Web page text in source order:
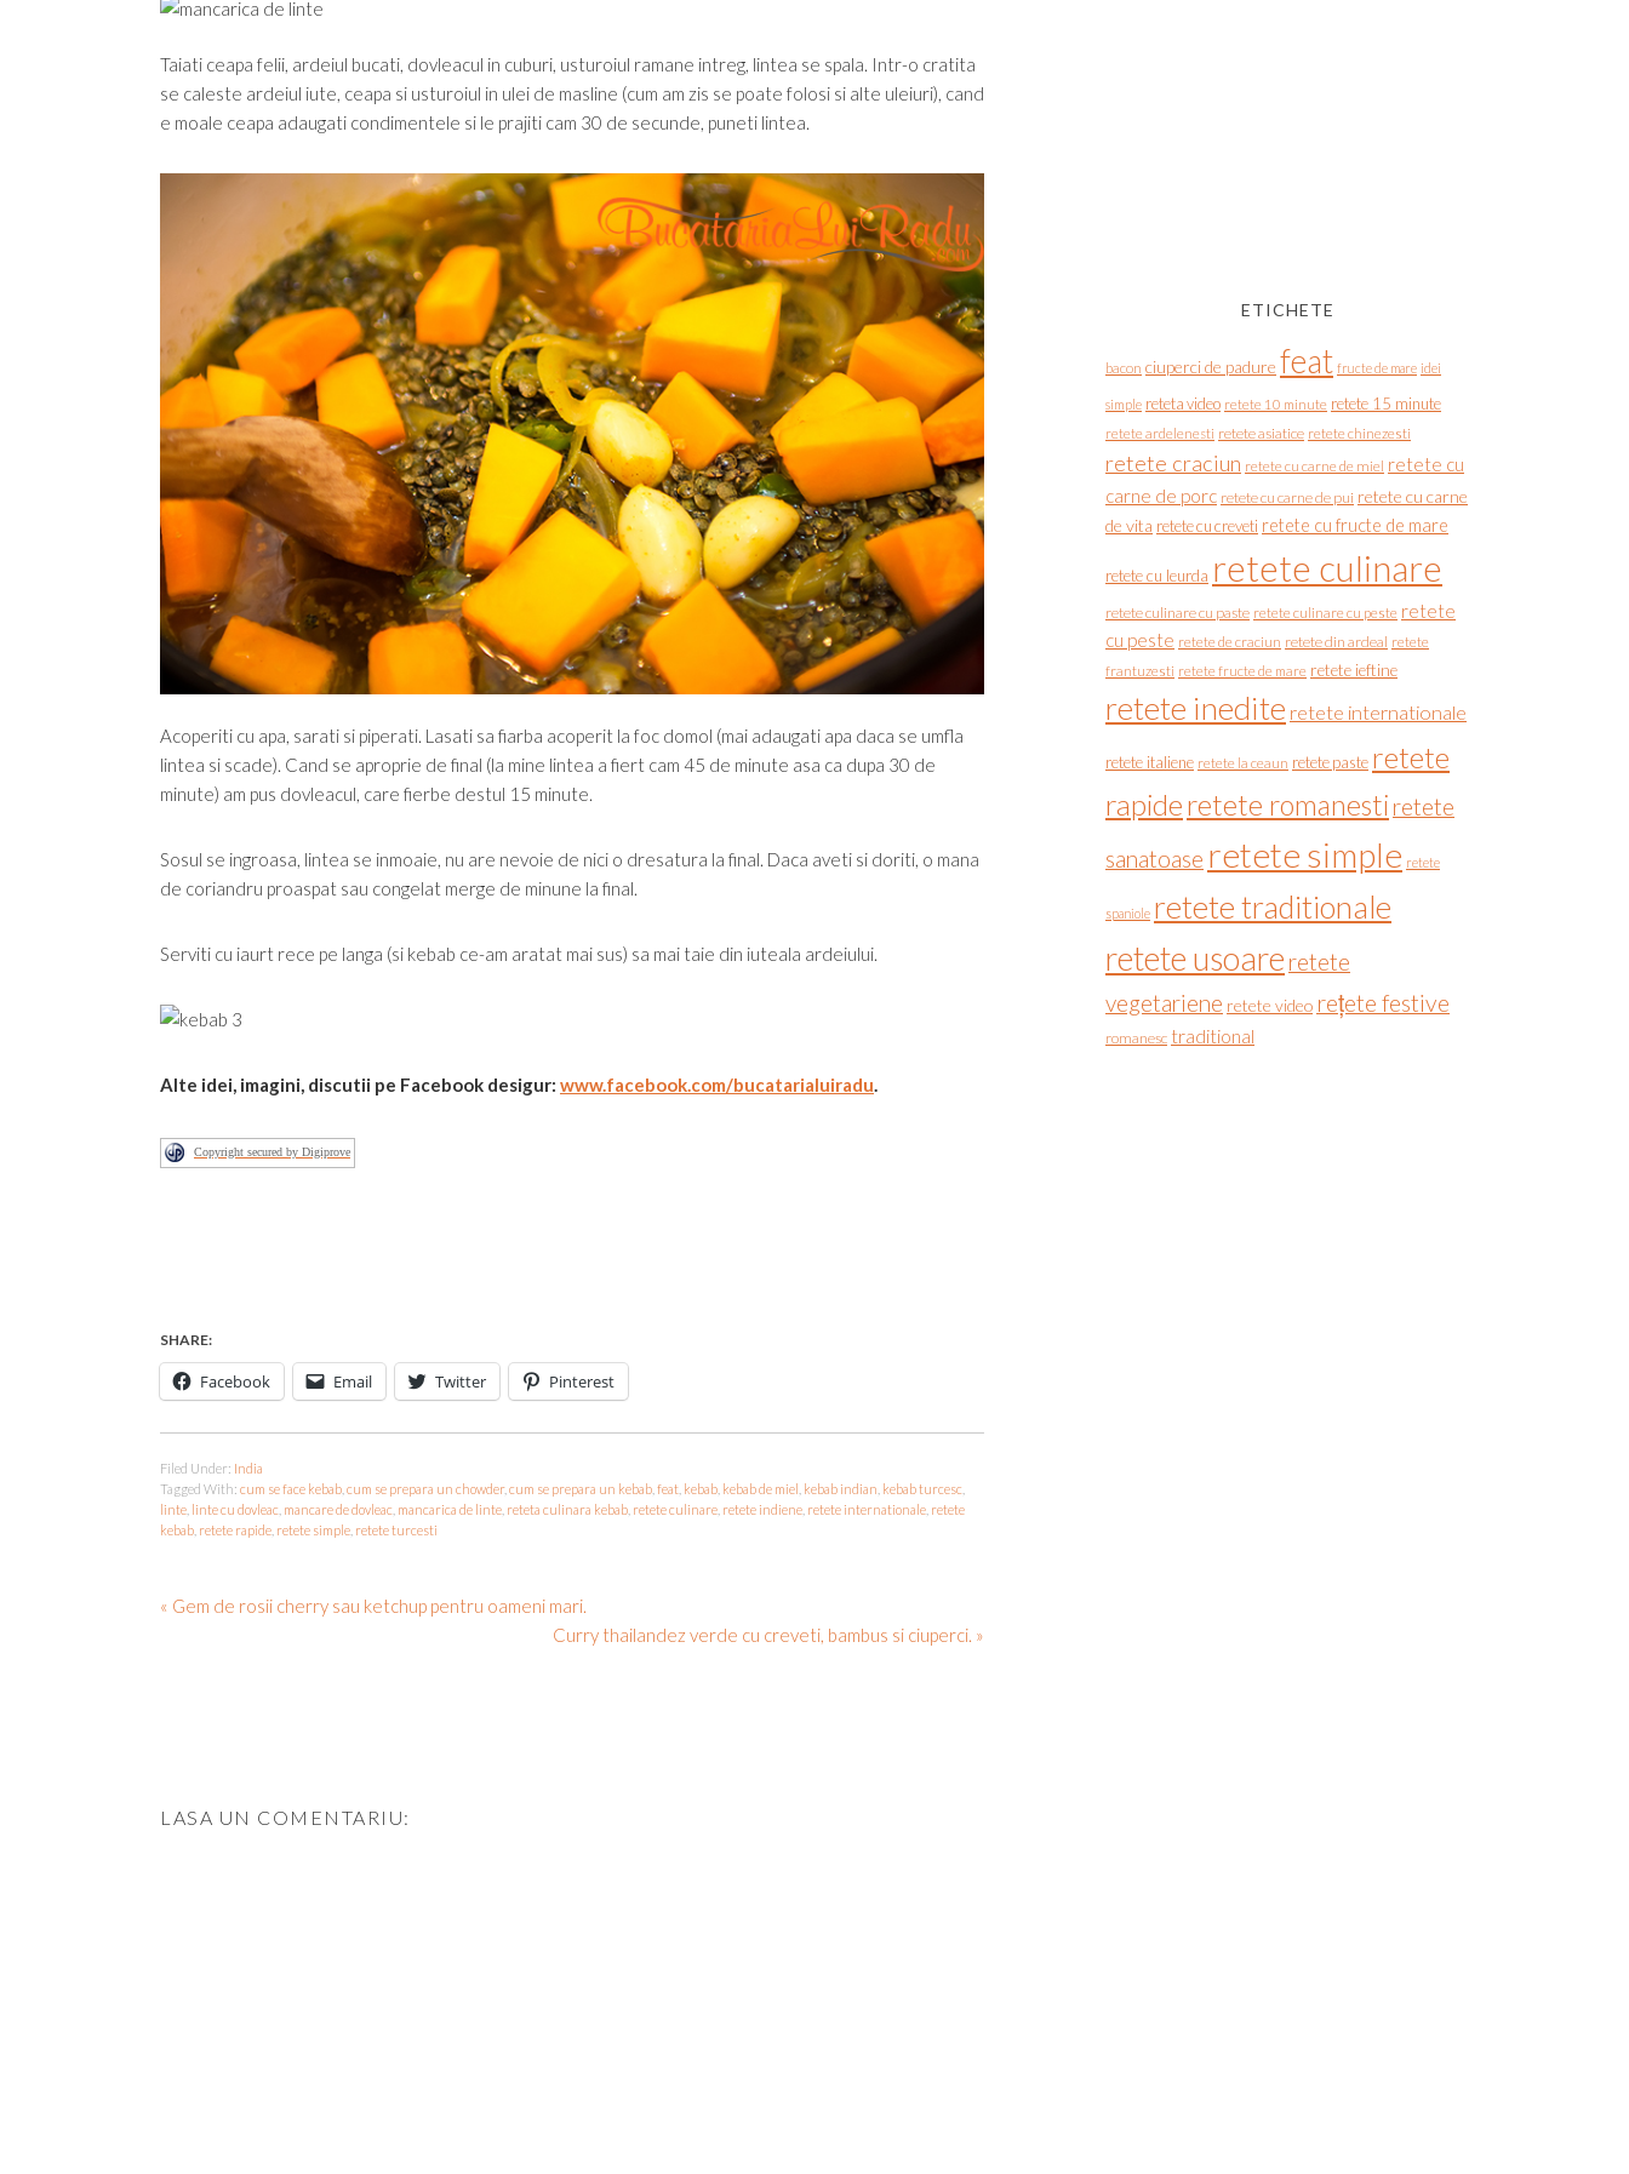
Taiati ceapa felii, ardeiul bucati, dovleacul in cuburi, usturoiul ramane intreg, lintea se spala. Intr-o cratita
se caleste ardeiul iute, ceapa si usturoiul in ulei de masline (cum am zis se poate folosi si alte uleiuri), cand
e moale ceapa adaugati condimentele si le prajiti cam 30 de secunde, puneti lintea.
Acoperiti cu apa, sarati si piperati. Lasati sa fiarba acoperit la foc domol (mai adaugati apa daca se umfla
lintea si scade). Cand se aproprie de final (la mine lintea a fiert cam 45 de minute asa ca dupa 30 de
minute) am pus dovleacul, care fierbe destul 15 minute.
Sosul se ingroasa, lintea se inmoaie, nu are nevoie de nici o dresatura la final. Daca aveti si doriti, o mana
de coriandru proaspat sau congelat merge de minune la final.
Serviti cu iaurt rece pe langa (si kebab ce-am aratat mai sus) sa mai taie din iuteala ardeiului.
Alte idei, imagini, discutii pe Facebook desigur: www.facebook.com/bucatarialuiradu.
Copyright secured by Digiprove
SHARE:
Facebook Email Twitter Pinterest
Filed Under: India
Tagged With: cum se face kebab cum se prepara un chowder, cum se prepara un kebab feat kebab kebab de miel kebab indian kebab turcesc
linte
linte cu dovleac mancare de dovleac mancarica de linte reteta culinara kebab retete culinare retete indiene retete internationale retete
kebab retete rapide retete simple retete turcesti
« Gem de rosii cherry sau ketchup pentru oameni mari.
Curry thailandez verde cu creveti, bambus si ciuperci. »
LASA UN COMENTARIU:
ETICHETE
bacon ciuperci de padure feat fructe de mare idei
simple reteta video retete 10 minute retete 15 minute
retete ardelenesti retete asiatice retete chinezesti
retete craciun retete cu carne de miel retete cu
carne de porc retete cu carne de pui retete cu carne
de vita retete cu creveti retete cu fructe de mare
retete cu leurda retete culinare
retete culinare cu paste retete culinare cu peste retete
cu peste retete de craciun retete din ardeal retete
frantuzesti retete fructe de mare retete ieftine
retete inedite retete internationale
retete italiene retete la ceaun retete paste retete
rapideretete romanesti retete
sanatoase retete simple retete
spaniole retete traditionale
retete usoare retete
vegetariene retete video rețete festive
romanesc traditional